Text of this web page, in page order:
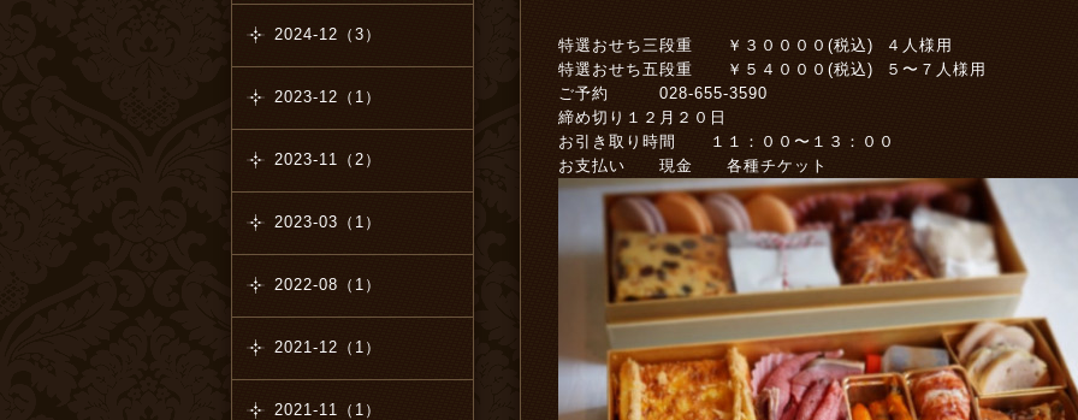
特選おせち三段重 ￥３００００(税込) ４人様用
特選おせち五段重 ￥５４０００(税込) ５〜７人様用
ご予約 028-655-3590
締め切り１２月２０日
お引き取り時間 １１：００〜１３：００
お支払い 現金 各種チケット
2024-12（3）
2023-12（1）
2023-11（2）
2023-03（1）
2022-08（1）
2021-12（1）
2021-11（1）